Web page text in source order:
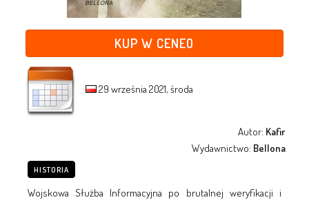
KUP W CENEO
29 września 2021, środa
Autor: Kafir
Wydawnictwo: Bellona
HISTORIA
Wojskowa Służba Informacyjna po brutalnej weryfikacji i